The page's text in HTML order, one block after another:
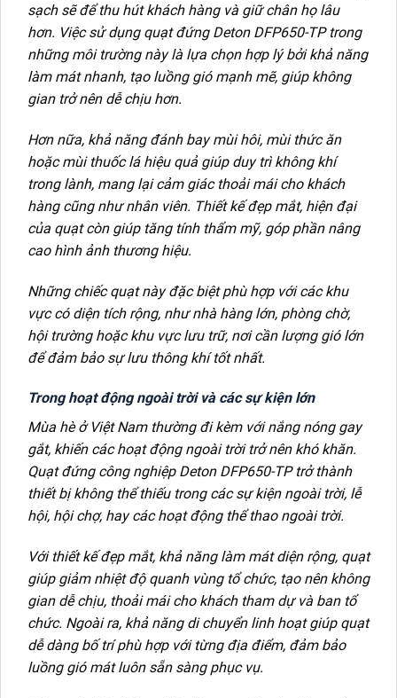
sạch sẽ để thu hút khách hàng và giữ chân họ lâu
hơn. Việc sử dụng quạt đứng Deton DFP650-TP trong
những môi trường này là lựa chọn hợp lý bởi khả năng
làm mát nhanh, tạo luồng gió mạnh mẽ, giúp không
gian trở nên dễ chịu hơn.
Hơn nữa, khả năng đánh bay mùi hôi, mùi thức ăn
hoặc mùi thuốc lá hiệu quả giúp duy trì không khí
trong lành, mang lại cảm giác thoải mái cho khách
hàng cũng như nhân viên. Thiết kế đẹp mắt, hiện đại
của quạt còn giúp tăng tính thẩm mỹ, góp phần nâng
cao hình ảnh thương hiệu.
Những chiếc quạt này đặc biệt phù hợp với các khu
vực có diện tích rộng, như nhà hàng lớn, phòng chờ,
hội trường hoặc khu vực lưu trữ, nơi cần lượng gió lớn
để đảm bảo sự lưu thông khí tốt nhất.
Trong hoạt động ngoài trời và các sự kiện lớn
Mùa hè ở Việt Nam thường đi kèm với nắng nóng gay
gắt, khiến các hoạt động ngoài trời trở nên khó khăn.
Quạt đứng công nghiệp Deton DFP650-TP trở thành
thiết bị không thể thiếu trong các sự kiện ngoài trời, lễ
hội, hội chợ, hay các hoạt động thể thao ngoài trời.
Với thiết kế đẹp mắt, khả năng làm mát diện rộng, quạt
giúp giảm nhiệt độ quanh vùng tổ chức, tạo nên không
gian dễ chịu, thoải mái cho khách tham dự và ban tổ
chức. Ngoài ra, khả năng di chuyển linh hoạt giúp quạt
dễ dàng bố trí phù hợp với từng địa điểm, đảm bảo
luồng gió mát luôn sẵn sàng phục vụ.